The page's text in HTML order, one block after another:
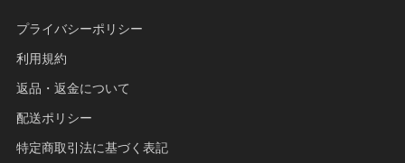
プライバシーポリシー
利用規約
返品・返金について
配送ポリシー
特定商取引法に基づく表記